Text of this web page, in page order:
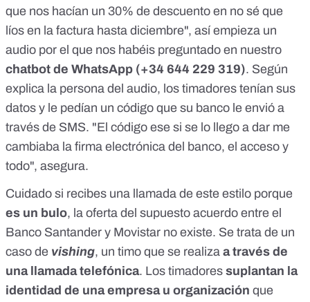
que nos hacían un 30% de descuento en no sé que
líos en la factura hasta diciembre", así empieza un
audio por el que nos habéis preguntado en nuestro
chatbot de WhatsApp (+34 644 229 319). Según
explica la persona del audio, los timadores tenían sus
datos y le pedían un código que su banco le envió a
través de SMS. "El código ese si se lo llego a dar me
cambiaba la firma electrónica del banco, el acceso y
todo", asegura.
Cuidado si recibes una llamada de este estilo porque
es un bulo, la oferta del supuesto acuerdo entre el
Banco Santander y Movistar no existe. Se trata de un
caso de vishing, un timo que se realiza a través de
una llamada telefónica. Los timadores suplantan la
identidad de una empresa u organización que